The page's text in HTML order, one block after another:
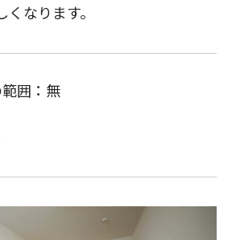
なります。
囲：無